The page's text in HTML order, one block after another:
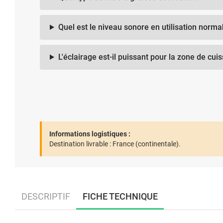
Quel est le niveau sonore en utilisation
L'éclairage est-il puissant pour la zone de
Informations logistiques :
Destination livrable : France (continentale).
DESCRIPTIF FICHE TECHNIQUE